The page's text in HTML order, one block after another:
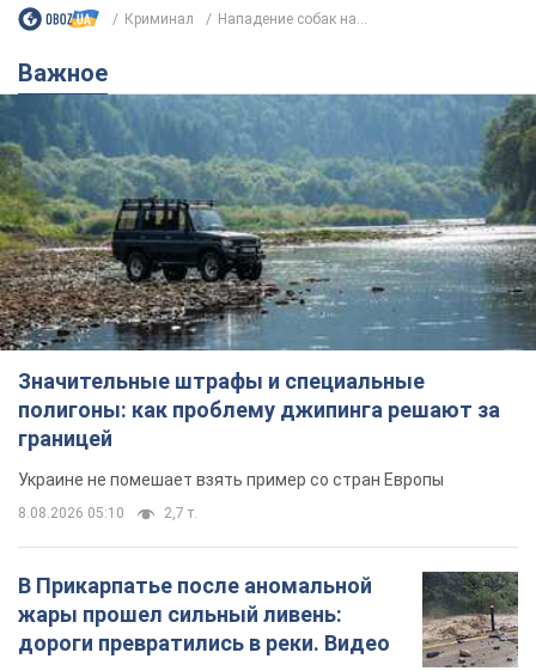
Значительные штрафы и специальные
полигоны: как проблему джипинга решают за
границей
Украине не помешает взять пример со стран Европы
8.08.2026 05:10 2,7 т.
В Прикарпатье после аномальной
жары прошел сильный ливень:
дороги превратились в реки. Видео
Непогода обрушилась на Ивано-Франковскую
Женщине начислили 729 тыс. грн
долга за газ из-за показаний
неисправного счетчика: судья
вынес неожиданное решение